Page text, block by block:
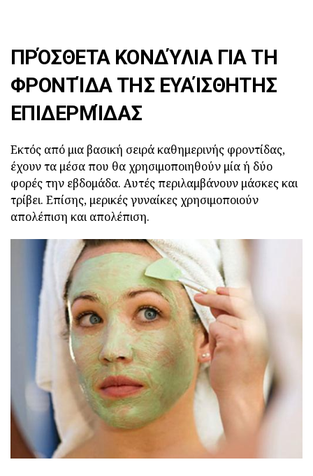
ΠΡΌΣΘΕΤΑ ΚΟΝΔΎΛΙΑ ΓΙΑ ΤΗ
ΦΡΟΝΤΊΔΑ ΤΗΣ ΕΥΑΊΣΘΗΤΗΣ
ΕΠΙΔΕΡΜΊΔΑΣ
Εκτός από μια βασική σειρά καθημερινής φροντίδας,
έχουν τα μέσα που θα χρησιμοποιηθούν μία ή δύο
φορές την εβδομάδα. Αυτές περιλαμβάνουν μάσκες και
τρίβει. Επίσης, μερικές γυναίκες χρησιμοποιούν
απολέπιση και απολέπιση.